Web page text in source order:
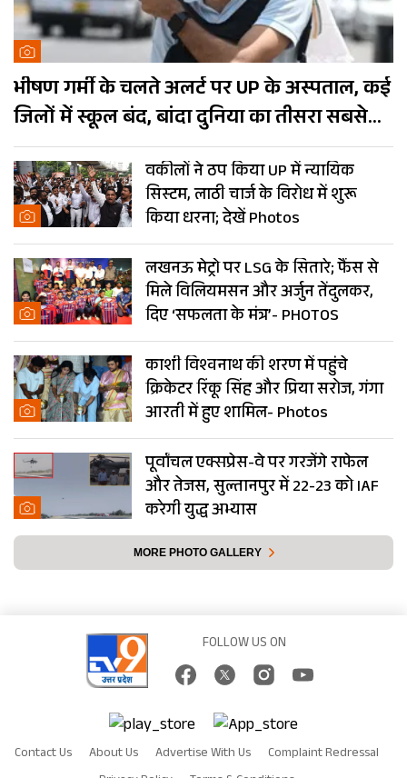
भीषण गर्मी के चलते अलर्ट पर UP के अस्पताल, कई
जिलों में स्कूल बंद, बांदा दुनिया का तीसरा सबसे
गर्म शहर
वकीलों ने ठप किया UP में न्यायिक
सिस्टम, लाठी चार्ज के विरोध में शुरू
किया धरना; देखें Photos
लखनऊ मेट्रो पर LSG के सितारे; फैंस से
मिले विलियमसन और अर्जुन तेंदुलकर,
दिए ‘सफलता के मंत्र’- PHOTOS
काशी विश्वनाथ की शरण में पहुंचे
क्रिकेटर रिंकू सिंह और प्रिया सरोज, गंगा
आरती में हुए शामिल- Photos
पूर्वांचल एक्सप्रेस-वे पर गरजेंगे राफेल
और तेजस, सुल्तानपुर में 22-23 को IAF
करेगी युद्ध अभ्यास
MORE PHOTO GALLERY
FOLLOW US ON
Contact Us About Us Advertise With Us
Complaint Redressal